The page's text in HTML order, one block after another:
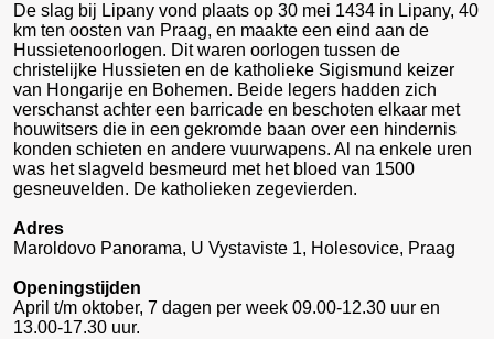
De slag bij Lipany vond plaats op 30 mei 1434 in Lipany, 40
km ten oosten van Praag, en maakte een eind aan de
Hussietenoorlogen. Dit waren oorlogen tussen de
christelijke Hussieten en de katholieke Sigismund keizer
van Hongarije en Bohemen. Beide legers hadden zich
verschanst achter een barricade en beschoten elkaar met
houwitsers die in een gekromde baan over een hindernis
konden schieten en andere vuurwapens. Al na enkele uren
was het slagveld besmeurd met het bloed van 1500
gesneuvelden. De katholieken zegevierden.
Adres
Maroldovo Panorama, U Vystaviste 1, Holesovice, Praag
Openingstijden
April t/m oktober, 7 dagen per week 09.00-12.30 uur en
13.00-17.30 uur.